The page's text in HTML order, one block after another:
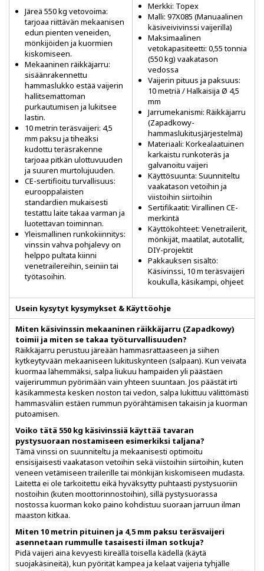
Järeä 550 kg vetovoima:
tarjoaa riittävän mekaanisen
edun pienten veneiden,
mönkijöiden ja kuormien
kiskomiseen.
Mekaaninen räikkäjarru:
sisäänrakennettu
hammaslukko estää vaijerin
hallitsemattoman
purkautumisen ja lukitsee
lastin.
10 metrin teräsvaijeri: 4,5
mm paksu ja tiheäksi
kudottu teräsrakenne
tarjoaa pitkän ulottuvuuden
ja suuren murtolujuuden.
CE-sertifioitu turvallisuus:
eurooppalaisten
standardien mukaisesti
testattu laite takaa varman ja
luotettavan toiminnan.
Yleismallinen runkokiinnitys:
vinssin vahva pohjalevy on
helppo pultata kiinni
venetrailereihin, seiniin tai
työtasoihin.
Merkki: Topex
Malli: 97X085 (Manuaalinen
käsiveivivinssi vaijerilla)
Maksimaalinen
vetokapasiteetti: 0,55 tonnia
(550 kg) vaakatason
vedossa
Vaijerin pituus ja paksuus:
10 metriä / Halkaisija Ø 4,5
mm
Jarrumekanismi: Räikkäjarru
(Zapadkowy-
hammaslukitusjärjestelmä)
Materiaali: Korkealaatuinen
karkaistu runkoteräs ja
galvanoitu vaijeri
Käyttösuunta: Suunniteltu
vaakatason vetoihin ja
viistoihin siirtoihin
Sertifikaatit: Virallinen CE-
merkintä
Käyttökohteet: Venetrailerit,
mönkijät, maatilat, autotallit,
DIY-projektit
Pakkauksen sisältö:
Käsivinssi, 10 m teräsvaijeri
koukulla, käsikampi, ohjeet
Usein kysytyt kysymykset & Käyttöohje
Miten käsivinssin mekaaninen räikkäjarru (Zapadkowy)
toimii ja miten se takaa työturvallisuuden?
Räikkäjarru perustuu järeään hammasrattaaseen ja siihen
kytkeytyvään mekaaniseen lukituskynteen (salpaan). Kun veivata
kuormaa lähemmäksi, salpa liukuu hampaiden yli päästäen
vaijerirummun pyörimään vain yhteen suuntaan. Jos päästät irti
käsikammesta kesken noston tai vedon, salpa lukittuu välittömästi
hammasväliin estäen rummun pyörähtämisen takaisin ja kuorman
putoamisen.
Voiko tätä 550 kg käsivinssiä käyttää tavaran
pystysuoraan nostamiseen esimerkiksi taljana?
Tämä vinssi on suunniteltu ja mekaanisesti optimoitu
ensisijaisesti vaakatason vetoihin sekä viistoihin siirtoihin, kuten
veneen vetämiseen trailerille tai mönkijän kiskomiseen mudasta.
Laitetta ei ole tarkoitettu eikä hyväksytty puhtaasti pystysuoriin
nostoihin (kuten moottorinnostoihin), sillä pystysuorassa
nostossa kuorman koko paino kohdistuu suoraan jarruun ilman
maaston kitkaa.
Miten 10 metrin pituinen ja 4,5 mm paksu teräsvaijeri
asennetaan rummulle tasaisesti ilman sotkuja?
Pidä vaijeri aina kevyesti kireällä toisella kädellä (käytä
suojakäsineitä), kun pyörität kampea ja kelaat vaijeria tyhjälle